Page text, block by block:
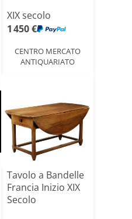
XIX secolo
1 450 €
CENTRO MERCATO
ANTIQUARIATO
Tavolo a Bandelle
Francia Inizio XIX
Secolo